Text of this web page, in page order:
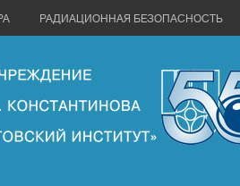
РАДИАЦИОННАЯ БЕЗОПАСНОСТЬ